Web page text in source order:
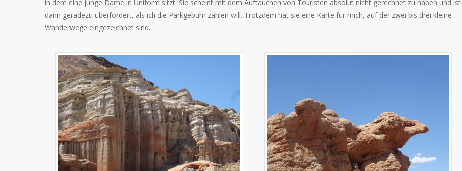
in dem eine junge Dame in Uniform sitzt. Sie scheint mit dem Auftauchen von Touristen absolut nicht gerechnet zu haben und ist
dann geradezu überfordert, als ich die Parkgebühr zahlen will. Trotzdem hat sie eine Karte für mich, auf der zwei bis drei kleine
Wanderwege eingezeichnet sind.